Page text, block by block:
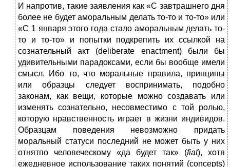
И напротив, такие заявления как «С завтрашнего дня
более не будет аморальным делать то-то и то-то» или
«С 1 января этого года стало аморальным делать то-
то и то-то» и попытки подкрепить их ссылкой на
сознательный акт (deliberate enactment) были бы
удивительными парадоксами, если бы вообще имели
смысл. Ибо то, что моральные правила, принципы
или образцы следует воспринимать, подобно
законам, как вещи, которые можно создавать или
изменять сознательно, несовместимо с той ролью,
которую нравственность играет в жизни индивидов.
Образцам поведения невозможно придать
моральный статуси последний не может быть у них
отнятпо человеческому «да будет так» (fiat), хотя
ежедневное использование таких понятий (concepts)